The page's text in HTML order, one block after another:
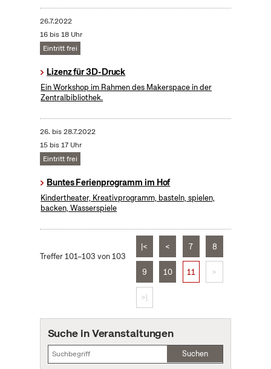
26.7.2022
16 bis 18 Uhr
Eintritt frei
Lizenz für 3D-Druck
Ein Workshop im Rahmen des Makerspace in der
Zentralbibliothek.
26. bis28.7.2022
15 bis 17 Uhr
Eintritt frei
Buntes Ferienprogramm im Hof
Kindertheater, Kreativprogramm, basteln, spielen,
backen, Wasserspiele
Treffer 101–103 von 103
|< < 7 8
9 10 11 >
>|
Suche in Veranstaltungen
Suchen